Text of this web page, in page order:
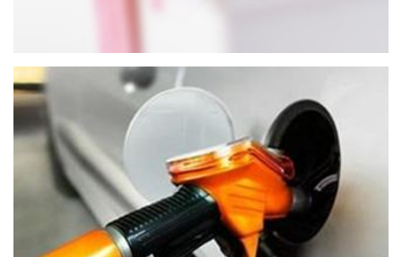
电商实物
电商会员权益： 天猫购物券、京东钢镚/京东PLUS、苏宁
权益/苏宁SUPER会员、携程超级会员、美团点评优惠券
电商礼品卡：天猫享淘卡、京东E卡、苏宁卡、唯品会卡、
沃尔玛卡、美团点评卡、携程礼品卡
新零售·精品实物：盒马鲜生、网易严选